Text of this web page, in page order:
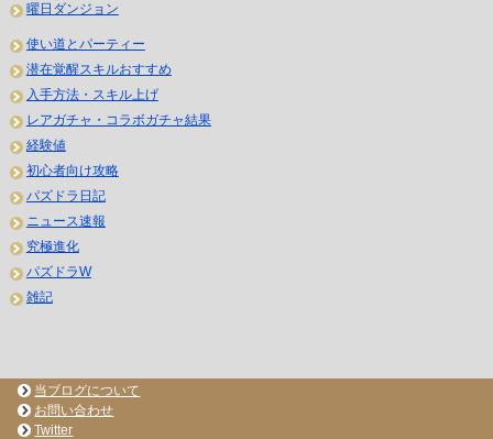
曜日ダンジョン
使い道とパーティー
潜在覚醒スキルおすすめ
入手方法・スキル上げ
レアガチャ・コラボガチャ結果
経験値
初心者向け攻略
パズドラ日記
ニュース速報
究極進化
パズドラW
雑記
当ブログについて
お問い合わせ
Twitter